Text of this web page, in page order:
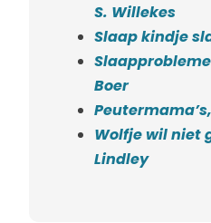
S. Willekes
Slaap kindje
Boer
Wolfje wil niet
Lindley